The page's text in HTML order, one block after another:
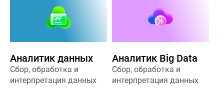
Аналитик данных
Сбор, обработка и
интерпретация данных
Аналитик Big Data
Сбор, обработка и
интерпретация данных